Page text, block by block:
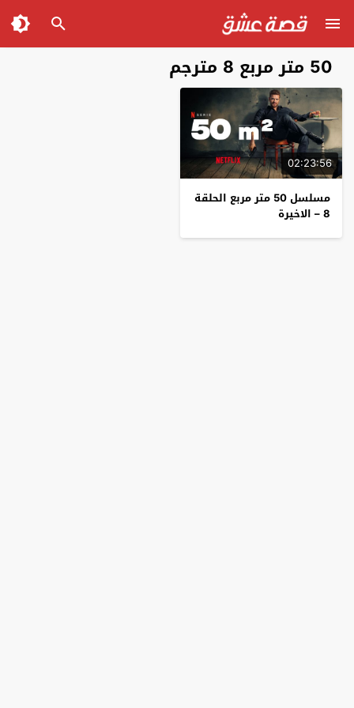
50 متر مربع 8 مترجم
02:23:56
مسلسل 50 متر مربع الحلقة
8 – الاخيرة